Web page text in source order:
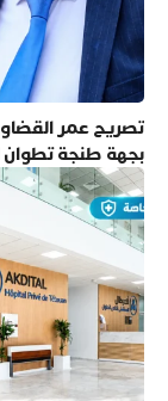
تصريح عمر
بجهة طنجة تطوان